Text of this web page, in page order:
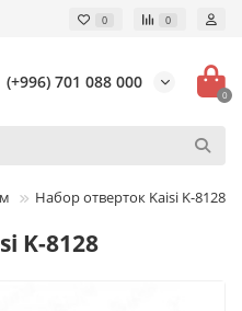
0 0
(+996) 701 088 000
0
Набор отверток Kaisi K-8128
K-8128